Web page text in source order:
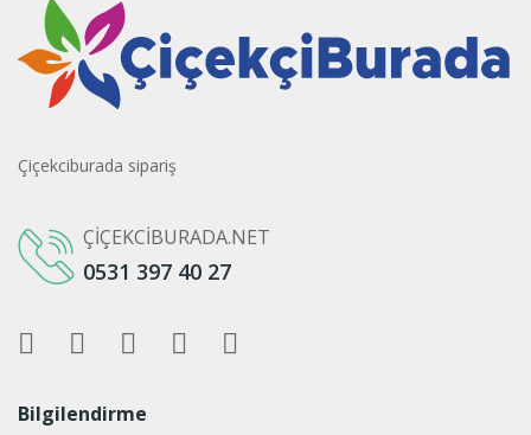
Çiçekciburada sipariş
ÇIÇEKCIBURADA.NET
0531 397 40 27
Bilgilendirme